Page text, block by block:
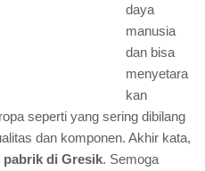
daya
manusia
dan bisa
menyetara
kan
seperti yang sering dibilang
dan komponen. Akhir kata,
pabrik di Gresik. Semoga